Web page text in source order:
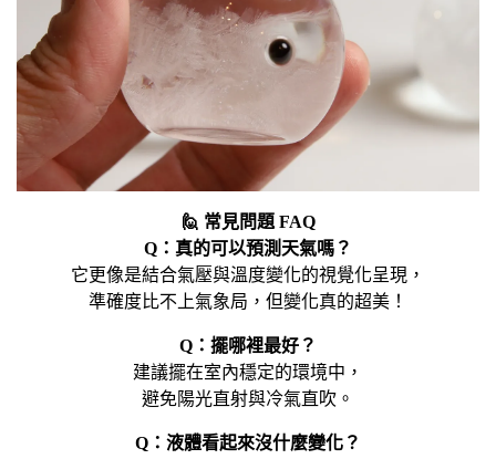
🙋 常見問題 FAQ
Q：真的可以預測天氣嗎？
它更像是結合氣壓與溫度變化的視覺化呈現，
準確度比不上氣象局，但變化真的超美！
Q：擺哪裡最好？
建議擺在室內穩定的環境中，
避免陽光直射與冷氣直吹。
Q：液體看起來沒什麼變化？